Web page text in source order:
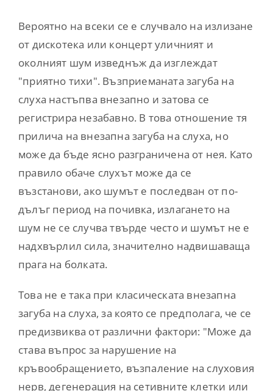
Вероятно на всеки се е случвало на излизане
от дискотека или концерт уличният и
околният шум изведнъж да изглеждат
"приятно тихи". Възприеманата загуба на
слуха настъпва внезапно и затова се
регистрира незабавно. В това отношение тя
прилича на внезапна загуба на слуха, но
може да бъде ясно разграничена от нея. Като
правило обаче слухът може да се
възстанови, ако шумът е последван от по-
дълъг период на почивка, излагането на
шум не се случва твърде често и шумът не е
надхвърлил сила, значително надвишаваща
прага на болката.
Това не е така при класическата внезапна
загуба на слуха, за която се предполага, че се
предизвиква от различни фактори: "Може да
става въпрос за нарушение на
кръвообращението, възпаление на слуховия
нерв, дегенерация на сетивните клетки или